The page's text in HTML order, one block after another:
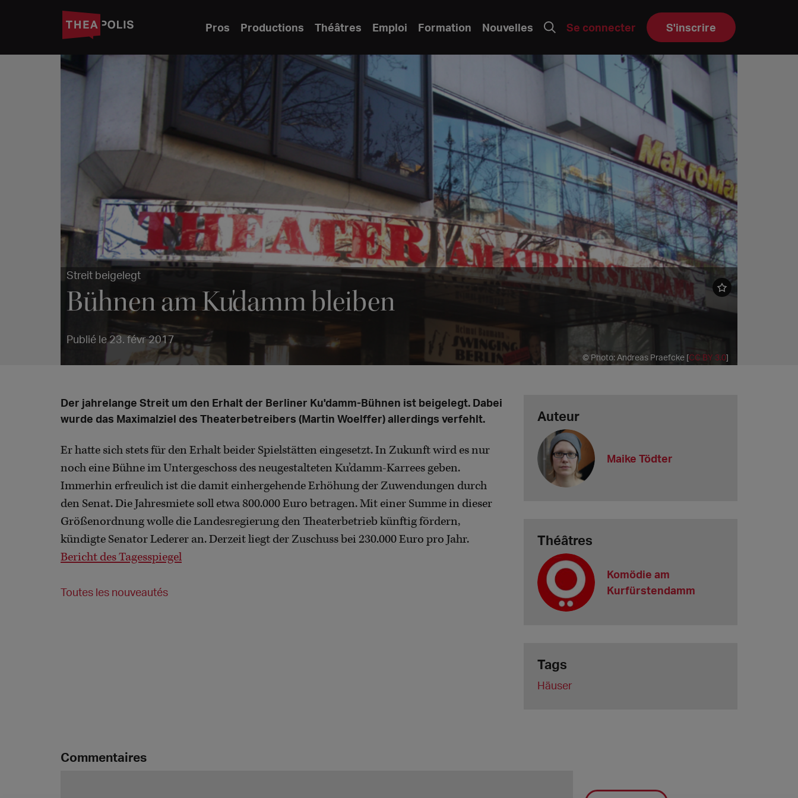
Pros Productions Théâtres Emploi Formation Nouvelles Se connecter S'inscrire
Streit beigelegt
Bühnen am Ku'damm bleiben
Publié le 23. févr 2017
© Photo: Andreas Praefcke [CC BY 3.0]
Der jahrelange Streit um den Erhalt der Berliner Ku'damm-Bühnen ist beigelegt. Dabei
wurde das Maximalziel des Theaterbetreibers (Martin Woelffer) allerdings verfehlt.
Er hatte sich stets für den Erhalt beider Spielstätten eingesetzt. In Zukunft wird es nur
noch eine Bühne im Untergeschoss des neugestalteten Ku’damm-Karrees geben.
Immerhin erfreulich ist die damit einhergehende Erhöhung der Zuwendungen durch
den Senat. Die Jahresmiete soll etwa 800.000 Euro betragen. Mit einer Summe in dieser
Größenordnung wolle die Landesregierung den Theaterbetrieb künftig fördern,
kündigte Senator Lederer an. Derzeit liegt der Zuschuss bei 230.000 Euro pro Jahr.
Bericht des Tagesspiegel
Toutes les nouveautés
Auteur
Maike Tödter
Théâtres
Komödie am
Kurfürstendamm
Tags
Häuser
Commentaires